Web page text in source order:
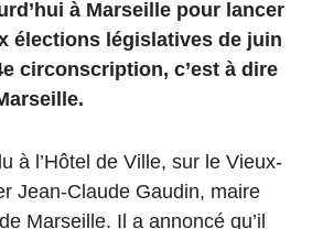
à Marseille pour lancer
élections législatives de juin
circonscription, c’est à dire
à l’Hôtel de Ville, sur le Vieux-
Jean-Claude Gaudin, maire
Marseille. Il a annoncé qu’il